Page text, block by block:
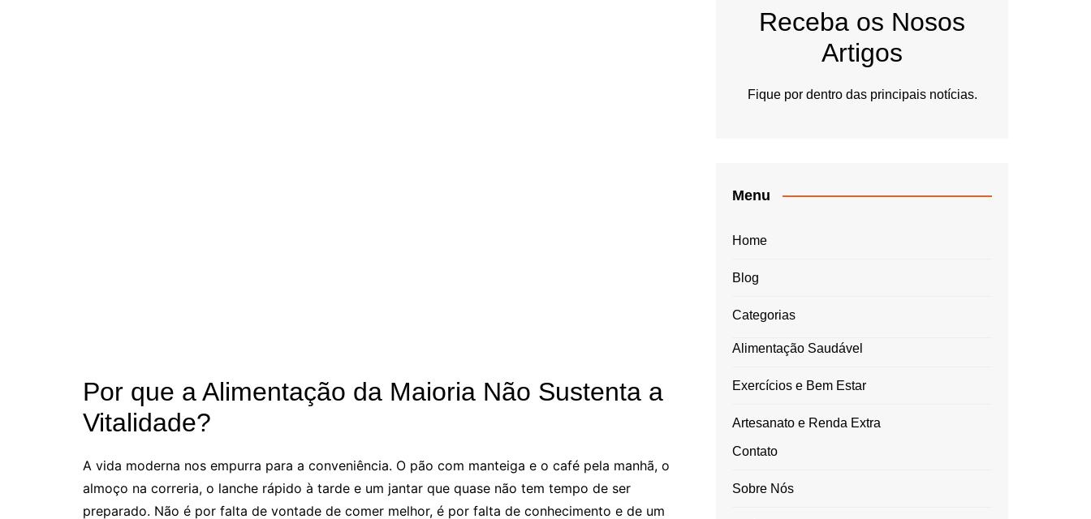
Por que a Alimentação da Maioria Não Sustenta a
Vitalidade?
A vida moderna nos empurra para a conveniência. O pão com manteiga e o café pela manhã, o
almoço na correria, o lanche rápido à tarde e um jantar que quase não tem tempo de ser
preparado. Não é por falta de vontade de comer melhor, é por falta de conhecimento e de um
Receba os Nosos
Artigos
Fique por dentro das principais notícias.
Menu
Home
Blog
Categorias
Alimentação Saudável
Exercícios e Bem Estar
Artesanato e Renda Extra
Contato
Sobre Nós